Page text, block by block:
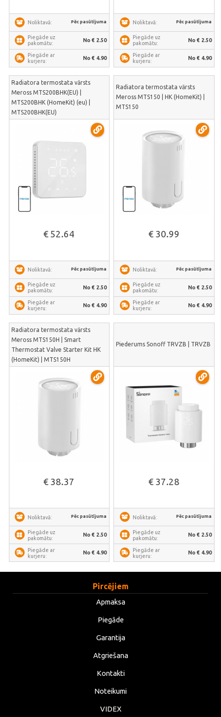
Noliktavā: Pēc pasūtījuma
Piegāde uz
pakomātu:
No € 2.50
Piegāde ar
kurjeru:
No € 4.90
Noliktavā: Pēc pasūtījuma
Piegāde uz
pakomātu:
No € 2.50
Piegāde ar
kurjeru:
No € 4.90
Radiatora termostata vārsts
Meross MTS200BHK(EU) |
MTS200BHK (HomeKit) (eu) |
MTS200BHK(EU)
€ 52.64
Noliktavā: Pēc pasūtījuma
Piegāde uz
pakomātu:
No € 2.50
Piegāde ar
kurjeru:
No € 4.90
Radiatora termostata vārsts
Meross MTS150 | HK (HomeKit) |
MTS150
€ 30.99
Noliktavā: Pēc pasūtījuma
Piegāde uz
pakomātu:
No € 2.50
Piegāde ar
kurjeru:
No € 4.90
Radiatora termostata vārsts
Meross MTS150H | Smart
Thermostat Valve Starter Kit HK
(HomeKit) | MTS150H
€ 38.37
Noliktavā: Pēc pasūtījuma
Piegāde uz
pakomātu:
No € 2.50
Piegāde ar
kurjeru:
No € 4.90
Piederums Sonoff TRVZB | TRVZB
€ 37.28
Noliktavā: Pēc pasūtījuma
Piegāde uz
pakomātu:
No € 2.50
Piegāde ar
kurjeru:
No € 4.90
Pircējiem
Apmaksa
Piegāde
Garantija
Atgriešana
Kontakti
Noteikumi
VIDEX